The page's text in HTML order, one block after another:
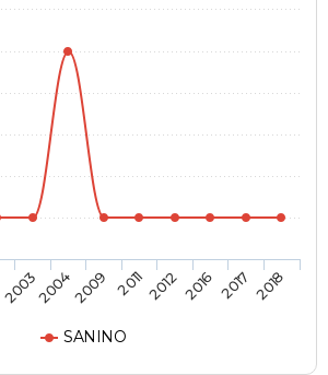
SANINO
200320042009 20112012 2016 2017 2018